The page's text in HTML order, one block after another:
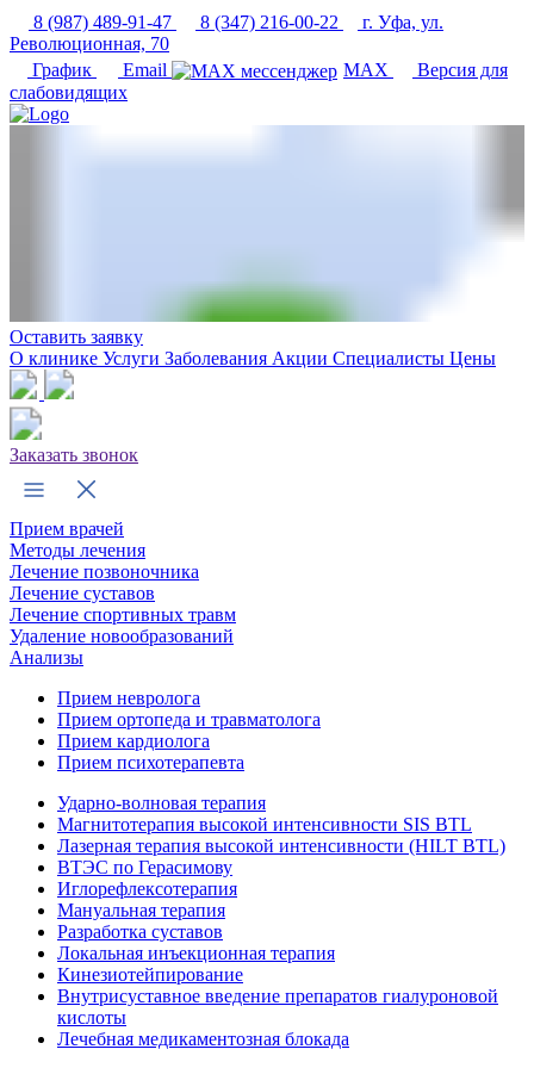
8 (987) 489-91-47 8 (347) 216-00-22
г. Уфа, ул.
Революционная, 70
График
Email MAX
Версия для
слабовидящих
Оставить заявку
О клинике Услуги Заболевания Акции Специалисты Цены
Заказать звонок
Прием врачей
Методы лечения
Лечение позвоночника
Лечение суставов
Лечение спортивных травм
Удаление новообразований
Анализы
Прием невролога
Прием ортопеда и травматолога
Прием кардиолога
Прием психотерапевта
Ударно-волновая терапия
Магнитотерапия высокой интенсивности SIS BTL
Лазерная терапия высокой интенсивности (HILT BTL)
ВТЭС по Герасимову
Иглорефлексотерапия
Мануальная терапия
Разработка суставов
Локальная инъекционная терапия
Кинезиотейпирование
Внутрисуставное введение препаратов гиалуроновой
кислоты
Лечебная медикаментозная блокада